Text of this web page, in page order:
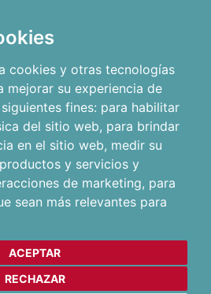
cookies y otras tecnologías
mejorar su experiencia de
fines: para habilitar
del sitio web, para brindar
en el sitio web, medir su
y servicios y
de marketing, para
sean más relevantes para
ACEPTAR
RECHAZAR